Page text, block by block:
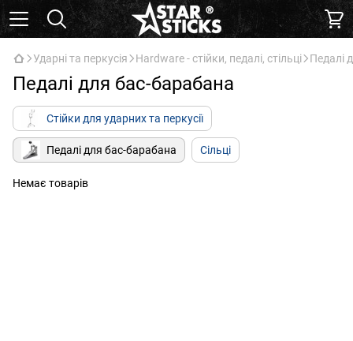
Ударні та перкусія Hardware - стійки, педалі, стільці Педалі
Педалі для бас-барабана
Стійки для ударних та перкусії
Педалі для бас-барабана Сільці
Немає товарів